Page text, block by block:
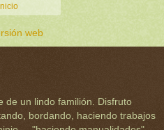
web
de un lindo familión. Disfruto
bordando, haciendo trabajos